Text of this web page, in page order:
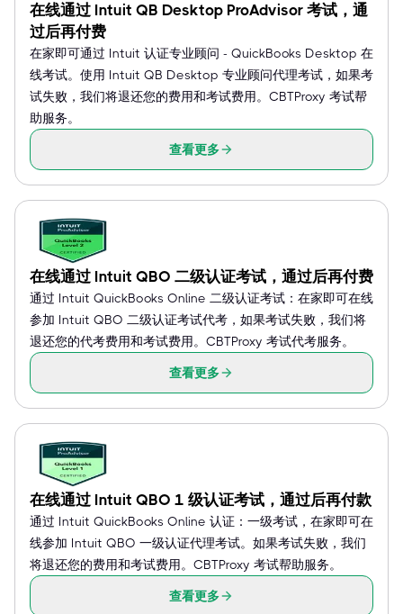
在线通过 Intuit QB Desktop ProAdvisor 考试，通
过后再付费
在家即可通过 Intuit 认证专业顾问 - QuickBooks Desktop 在
线考试。使用 Intuit QB Desktop 专业顾问代理考试，如果考
试失败，我们将退还您的费用和考试费用。CBTProxy 考试帮
助服务。
查看更多
在线通过 Intuit QBO 二级认证考试，通过后再付费
通过 Intuit QuickBooks Online 二级认证考试：在家即可在线
参加 Intuit QBO 二级认证考试代考，如果考试失败，我们将
退还您的代考费用和考试费用。CBTProxy 考试代考服务。
查看更多
在线通过 Intuit QBO 1 级认证考试，通过后再付款
通过 Intuit QuickBooks Online 认证：一级考试，在家即可在
线参加 Intuit QBO 一级认证代理考试。如果考试失败，我们
将退还您的费用和考试费用。CBTProxy 考试帮助服务。
查看更多